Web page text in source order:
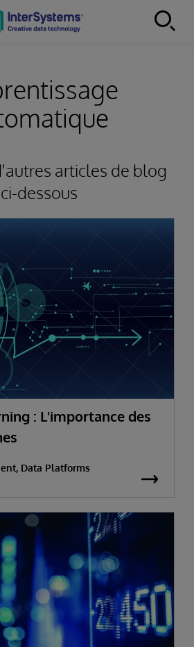
articles de blog
ci-dessous
: L'importance des
Data Platforms